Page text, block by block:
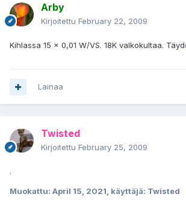
Arby
Kirjoitettu February 22, 2009
Kihlassa 15 x 0,01 W/VS. 18K valkokultaa.
Lainaa
Twisted
Kirjoitettu February 25, 2009
.
Muokattu: April 15, 2021, käyttäjä: Twisted